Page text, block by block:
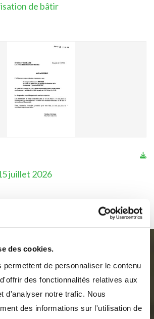
des cookies.
permettent de personnaliser le contenu
des fonctionnalités relatives aux
d'analyser notre trafic. Nous
des informations sur l'utilisation de
de bâtir
juillet 2026
à notre
informations sur la commune